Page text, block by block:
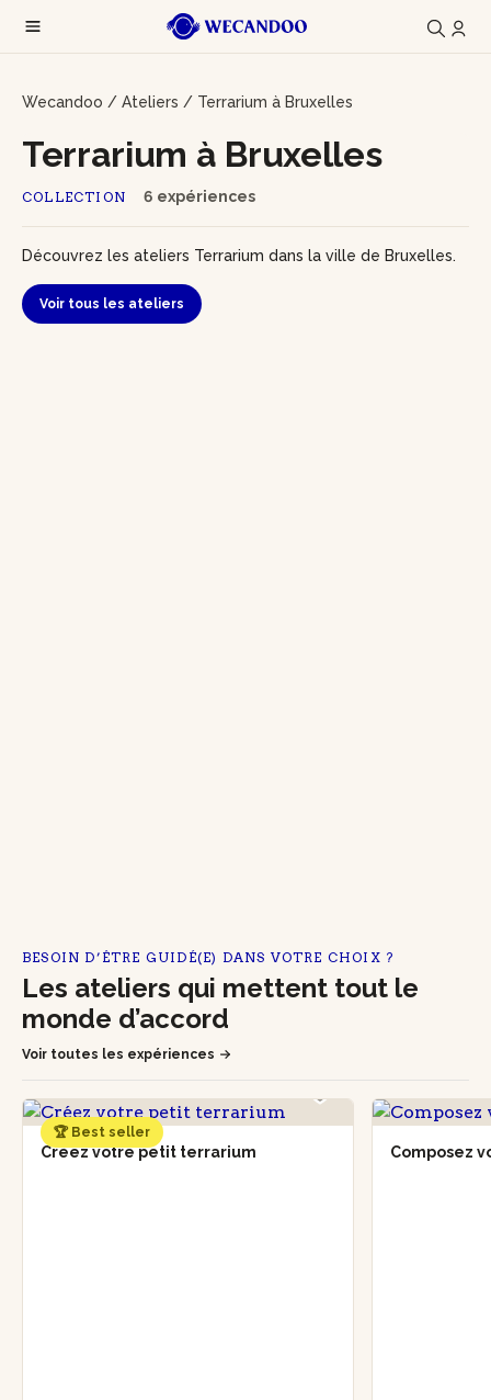
Wecandoo / Ateliers / Terrarium à Bruxelles
COLLECTION 6 expériences
Terrarium à Bruxelles
Découvrez les ateliers Terrarium dans la ville de Bruxelles.
Voir tous les ateliers
BESOIN D’ÊTRE GUIDÉ(E) DANS VOTRE CHOIX ?
Les ateliers qui mettent tout le
monde d’accord
Voir toutes les expériences
🏆 Best seller
Créez votre petit terrarium Composez